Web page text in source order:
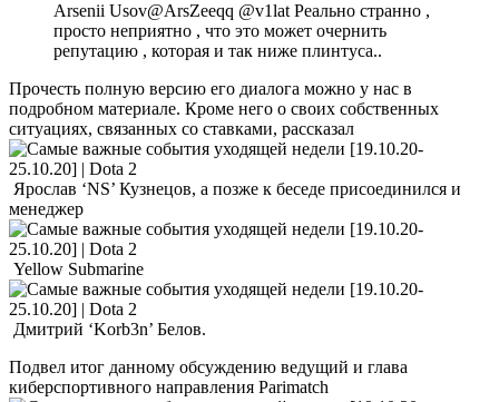
Arsenii Usov@ArsZeeqq @v1lat Реально странно ,
просто неприятно , что это может очернить
репутацию , которая и так ниже плинтуса..
Прочесть полную версию его диалога можно у нас в
подробном материале. Кроме него о своих собственных
ситуациях, связанных со ставками, рассказал
Ярослав ‘NS’ Кузнецов, а позже к беседе присоединился и
менеджер
Yellow Submarine
Дмитрий ‘Korb3n’ Белов.
Подвел итог данному обсуждению ведущий и глава
киберспортивного направления Parimatch